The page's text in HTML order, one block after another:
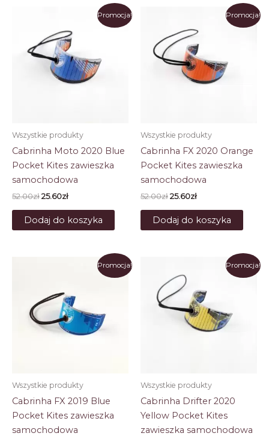
Promocja!
Wszystkie produkty
Cabrinha Moto 2020 Blue
Pocket Kites zawieszka
samochodowa
52.00złPierwotna
wynosiła:
52.00zł.
25.60złAktualna
wynosi:
25.60zł.
Dodaj do koszyka
Promocja!
Wszystkie produkty
Cabrinha FX 2020 Orange
Pocket Kites zawieszka
samochodowa
52.00złPierwotna
wynosiła:
52.00zł.
25.60złAktualna
wynosi:
25.60zł.
Dodaj do koszyka
Promocja!
Wszystkie produkty
Cabrinha FX 2019 Blue
Pocket Kites zawieszka
samochodowa
Promocja!
Wszystkie produkty
Cabrinha Drifter 2020
Yellow Pocket Kites
zawieszka samochodowa